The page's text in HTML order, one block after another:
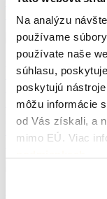
Na analýzu
používame
používate naše
súhlasu,
poskytujú
môžu informácie
od Vás získali, a
mimo EÚ. Viac
Stav:
Predaný
Číslo bytu:
Počet izieb: 3 izbový
Podlažie:1
Plocha bytu:80.67 m
Extra plocha:Balkón
Cena:
0 €
Stav: Predaný